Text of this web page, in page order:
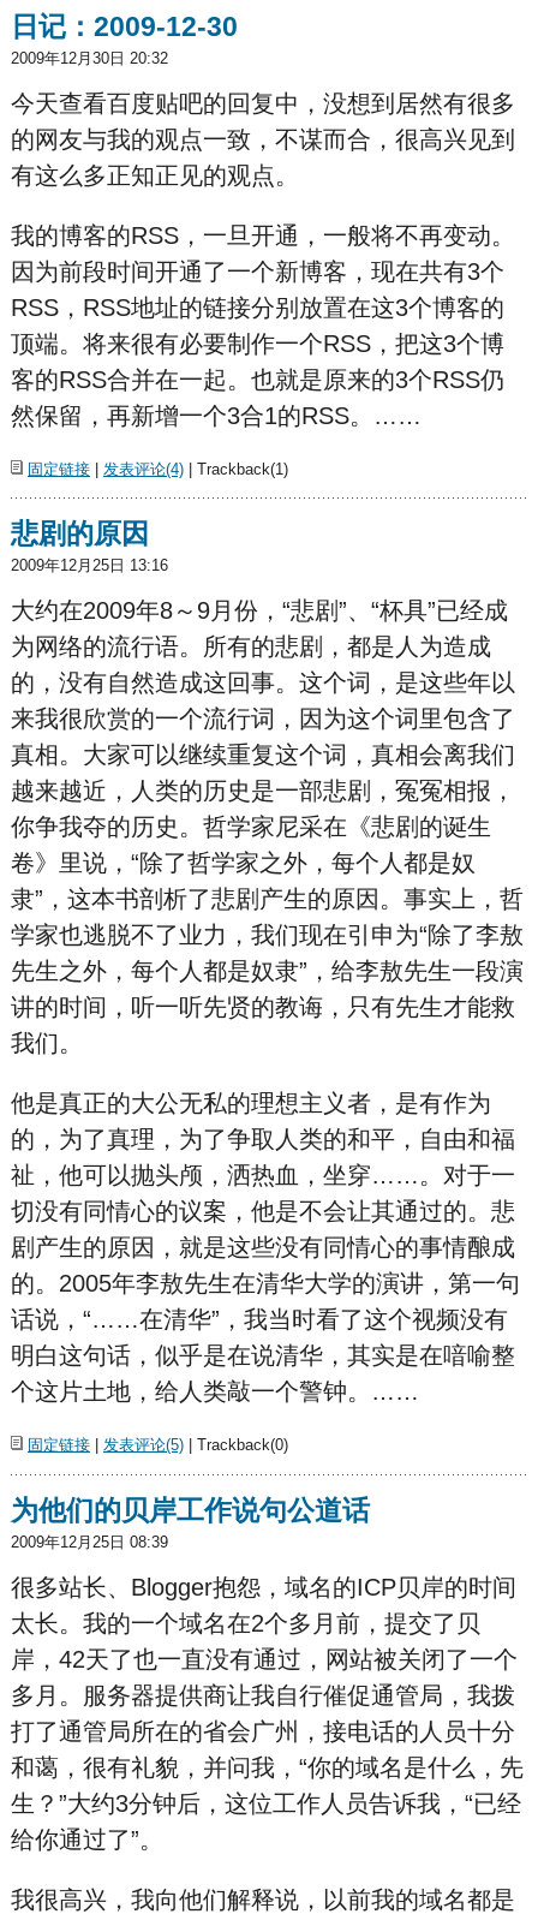
日记：2009-12-30
2009年12月30日 20:32
今天查看百度贴吧的回复中，没想到居然有很多
的网友与我的观点一致，不谋而合，很高兴见到
有这么多正知正见的观点。
我的博客的RSS，一旦开通，一般将不再变动。
因为前段时间开通了一个新博客，现在共有3个
RSS，RSS地址的链接分别放置在这3个博客的
顶端。将来很有必要制作一个RSS，把这3个博
客的RSS合并在一起。也就是原来的3个RSS仍
然保留，再新增一个3合1的RSS。……
固定链接| 发表评论(4)| Trackback(1)
悲剧的原因
2009年12月25日 13:16
大约在2009年8～9月份，“悲剧”、“杯具”已经成
为网络的流行语。所有的悲剧，都是人为造成
的，没有自然造成这回事。这个词，是这些年以
来我很欣赏的一个流行词，因为这个词里包含了
真相。大家可以继续重复这个词，真相会离我们
越来越近，人类的历史是一部悲剧，冤冤相报，
你争我夺的历史。哲学家尼采在《悲剧的诞生
卷》里说，“除了哲学家之外，每个人都是奴
隶”，这本书剖析了悲剧产生的原因。事实上，哲
学家也逃脱不了业力，我们现在引申为“除了李敖
先生之外，每个人都是奴隶”，给李敖先生一段演
讲的时间，听一听先贤的教诲，只有先生才能救
我们。
他是真正的大公无私的理想主义者，是有作为
的，为了真理，为了争取人类的和平，自由和福
祉，他可以抛头颅，洒热血，坐穿……。对于一
切没有同情心的议案，他是不会让其通过的。悲
剧产生的原因，就是这些没有同情心的事情酿成
的。2005年李敖先生在清华大学的演讲，第一句
话说，“……在清华”，我当时看了这个视频没有
明白这句话，似乎是在说清华，其实是在喑喻整
个这片土地，给人类敲一个警钟。……
固定链接| 发表评论(5)| Trackback(0)
为他们的贝岸工作说句公道话
2009年12月25日 08:39
很多站长、Blogger抱怨，域名的ICP贝岸的时间
太长。我的一个域名在2个多月前，提交了贝
岸，42天了也一直没有通过，网站被关闭了一个
多月。服务器提供商让我自行催促通管局，我拨
打了通管局所在的省会广州，接电话的人员十分
和蔼，很有礼貌，并问我，“你的域名是什么，先
生？”大约3分钟后，这位工作人员告诉我，“已经
给你通过了”。
我很高兴，我向他们解释说，以前我的域名都是